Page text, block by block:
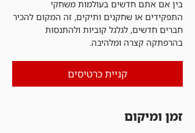
בין אם אתם חדשים בעולמות משחקי
התפקידים או שחקנים ותיקים, זה המקום להכיר
חברים חדשים, לגלגל קוביות ולהתנסות
בהרפתקה קצרה ומלהיבה.
קניית כרטיסים
זמן ומיקום